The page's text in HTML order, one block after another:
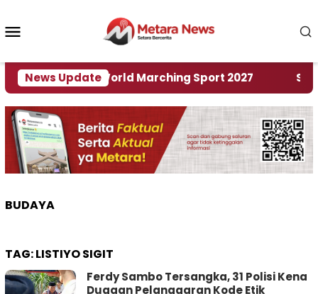
konten
News Update
Rumah World Marching Sport 2027 ‎Soal
BUDAYA
TAG:LISTIYO SIGIT
Ferdy Sambo Tersangka, 31 Polisi Kena
Dugaan Pelanggaran Kode Etik